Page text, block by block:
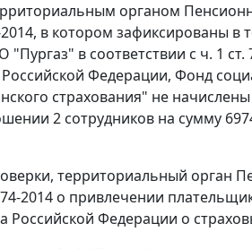
органом
в котором зафиксированы
"Пургаз" в соответствии с ч. 1 ст.
Федерации, Фонд
страхования" не
2 сотрудников на сумму
территориальный
2014 о привлечении
Российской Федерации о